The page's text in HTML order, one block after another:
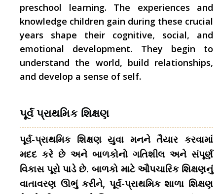
preschool learning. The experiences and
knowledge children gain during these crucial
years shape their cognitive, social, and
emotional development. They begin to
understand the world, build relationships,
and develop a sense of self.
પૂર્વ પ્રાથમિક શિક્ષણ
પૂર્વ-પ્રાથમિક શિક્ષણ યુવા મનને તૈયાર કરવામાં
મદદ કરે છે અને બાળકોનો ગતિશીલ અને સંપૂર્ણ
વિકાસ પૂરો પાડે છે. બાળકો માટે ઔપચારિક શિક્ષણનું
વાતાવરણ ઊભું કરીને, પૂર્વ-પ્રાથમિક શાળા શિક્ષણ